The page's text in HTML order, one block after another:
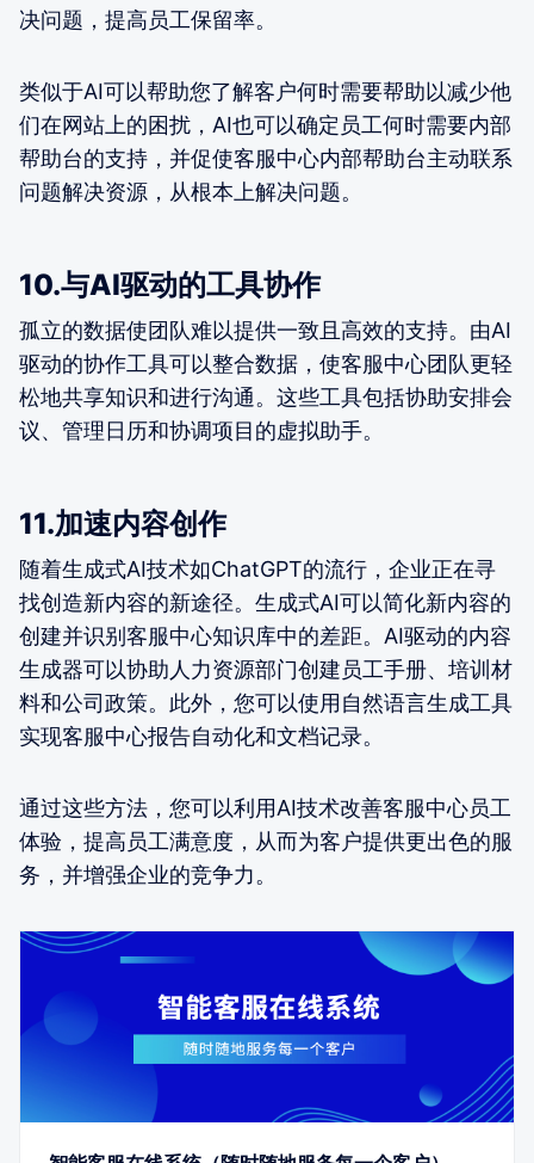
决问题，提高员工保留率。
类似于AI可以帮助您了解客户何时需要帮助以减少他
们在网站上的困扰，AI也可以确定员工何时需要内部
帮助台的支持，并促使客服中心内部帮助台主动联系
问题解决资源，从根本上解决问题。
10.与AI驱动的工具协作
孤立的数据使团队难以提供一致且高效的支持。由AI
驱动的协作工具可以整合数据，使客服中心团队更轻
松地共享知识和进行沟通。这些工具包括协助安排会
议、管理日历和协调项目的虚拟助手。
11.加速内容创作
随着生成式AI技术如ChatGPT的流行，企业正在寻
找创造新内容的新途径。生成式AI可以简化新内容的
创建并识别客服中心知识库中的差距。AI驱动的内容
生成器可以协助人力资源部门创建员工手册、培训材
料和公司政策。此外，您可以使用自然语言生成工具
实现客服中心报告自动化和文档记录。
通过这些方法，您可以利用AI技术改善客服中心员工
体验，提高员工满意度，从而为客户提供更出色的服
务，并增强企业的竞争力。